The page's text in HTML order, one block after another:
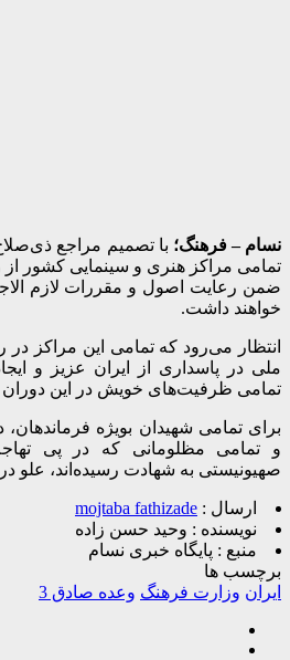
نسام – فرهنگ؛ با تصمیم مراجع
ضمن رعایت اصول و مقررات لازم
خواهند داشت.
انتظار می‌رود که تمامی این مراکز در
ملی در پاسداری از ایران عزیز و
تمامی ظرفیت‌های خویش در این
برای تمامی شهیدان بویژه
و تمامی مظلومانی که در پی
صهیونیستی به شهادت رسیده‌اند، علو
ارسال : mojtaba fathizade
نویسنده : وحید حسن زاده
منبع : پایگاه خبری نسام
برچسب ها
ایران وزارت فرهنگ وعده صادق 3